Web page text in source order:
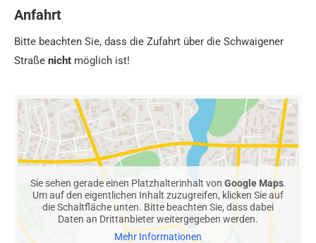
Anfahrt
Bitte beachten Sie, dass die Zufahrt über die Schwaigener
Straße nicht möglich ist!
Sie sehen gerade einen Platzhalterinhalt von Google Maps.
Um auf den eigentlichen Inhalt zuzugreifen, klicken Sie auf
die Schaltfläche unten. Bitte beachten Sie, dass dabei
Daten an Drittanbieter weitergegeben werden.
Mehr Informationen